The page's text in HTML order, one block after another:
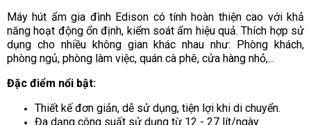
Máy hút ẩm gia đình Edison có tính hoàn thiện cao với khả
năng hoạt động ổn định, kiểm soát ẩm hiệu quả. Thích hợp sử
dụng cho nhiều không gian khác nhau như: Phòng khách,
phòng ngủ, phòng làm việc, quán cà phê, cửa hàng nhỏ,...
Đặc điểm nổi bật:
Thiết kế đơn giản, dễ sử dụng, tiện lợi khi di chuyển.
Đa dạng công suất sử dụng từ 12 - 27 lít/ngày.